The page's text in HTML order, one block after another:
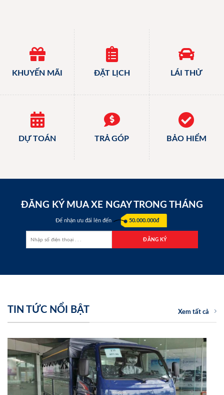
KHUYẾN MÃI ĐẶT LỊCH LÁI THỬ
DỰ TOÁN TRẢ GÓP BẢO HIỂM
ĐĂNG KÝ MUA XE NGAY TRONG THÁNG
Để nhận ưu đãi lên đến 50.000.000đ
TIN TỨC NỔI BẬT Xem tất cả